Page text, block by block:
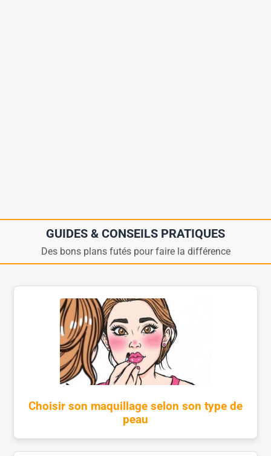
GUIDES & CONSEILS PRATIQUES
Des bons plans futés pour faire la différence
Choisir son maquillage selon son type de
peau